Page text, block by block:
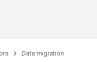
Data migration